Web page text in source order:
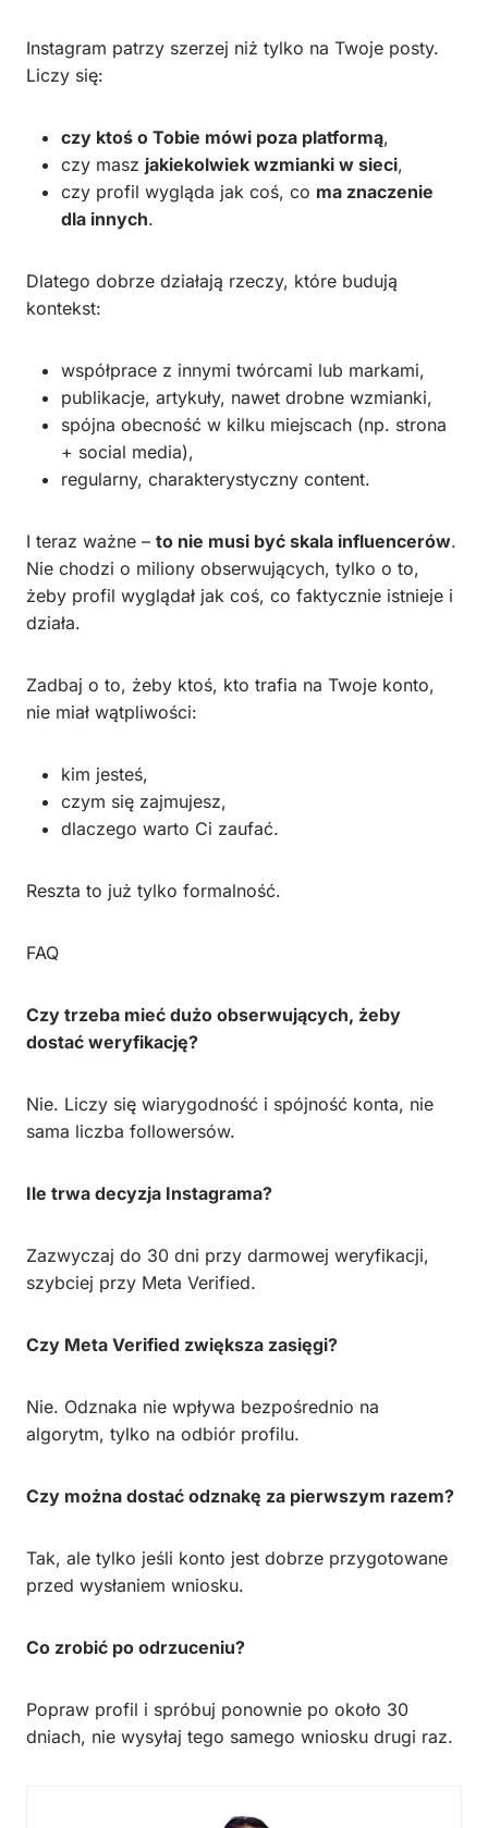
Instagram patrzy szerzej niż tylko na Twoje posty.
Liczy się:
czy ktoś o Tobie mówi poza platformą,
czy masz jakiekolwiek wzmianki w sieci,
czy profil wygląda jak coś, co ma znaczenie
dla innych.
Dlatego dobrze działają rzeczy, które budują
kontekst:
współprace z innymi twórcami lub markami,
publikacje, artykuły, nawet drobne wzmianki,
spójna obecność w kilku miejscach (np. strona
+ social media),
regularny, charakterystyczny content.
I teraz ważne – to nie musi być skala influencerów.
Nie chodzi o miliony obserwujących, tylko o to,
żeby profil wyglądał jak coś, co faktycznie istnieje i
działa.
Zadbaj o to, żeby ktoś, kto trafia na Twoje konto,
nie miał wątpliwości:
kim jesteś,
czym się zajmujesz,
dlaczego warto Ci zaufać.
Reszta to już tylko formalność.
FAQ
Czy trzeba mieć dużo obserwujących, żeby
dostać weryfikację?
Nie. Liczy się wiarygodność i spójność konta, nie
sama liczba followersów.
Ile trwa decyzja Instagrama?
Zazwyczaj do 30 dni przy darmowej weryfikacji,
szybciej przy Meta Verified.
Czy Meta Verified zwiększa zasięgi?
Nie. Odznaka nie wpływa bezpośrednio na
algorytm, tylko na odbiór profilu.
Czy można dostać odznakę za pierwszym razem?
Tak, ale tylko jeśli konto jest dobrze przygotowane
przed wysłaniem wniosku.
Co zrobić po odrzuceniu?
Popraw profil i spróbuj ponownie po około 30
dniach, nie wysyłaj tego samego wniosku drugi raz.